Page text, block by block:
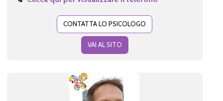
CONTATTA LO PSICOLOGO
VAI AL SITO